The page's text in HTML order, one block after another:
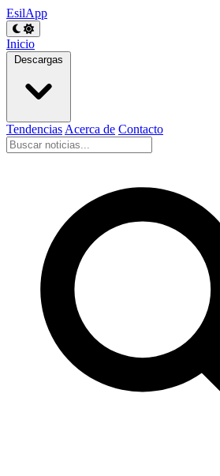
EsilApp
Inicio
Descargas
Tendencias Acerca de Contacto